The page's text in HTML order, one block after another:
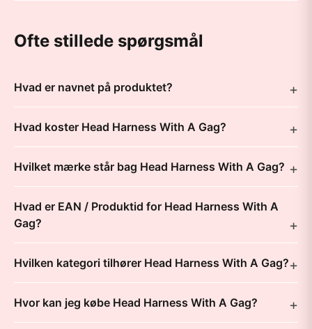
Ofte stillede spørgsmål
Hvad er navnet på produktet?
Hvad koster Head Harness With A Gag?
Hvilket mærke står bag Head Harness With A Gag?
Hvad er EAN / Produktid for Head Harness With A
Gag?
Hvilken kategori tilhører Head Harness With A Gag?
Hvor kan jeg købe Head Harness With A Gag?